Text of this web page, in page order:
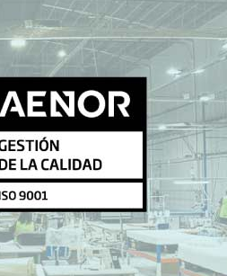
de armario, incluso la ovalada.